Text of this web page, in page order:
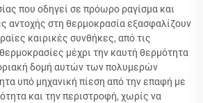
που οδηγεί σε πρόωρο ραγίσμα και
αντοχής στη θερμοκρασία εξασφαλίζουν
καιρικές συνθήκες, από τις
μέχρι την καυτή θερμότητα
δομή αυτών των πολυμερών
υπό μηχανική πίεση από την επαφή με
και την περιστροφή, χωρίς να